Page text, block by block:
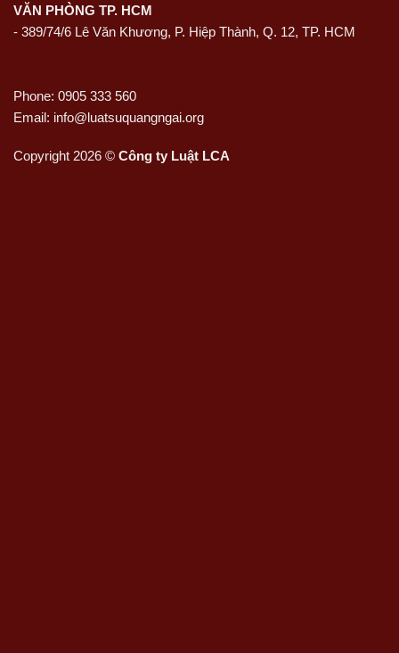
VĂN PHÒNG TP. HCM
- 389/74/6 Lê Văn Khương, P. Hiệp Thành, Q. 12, TP. HCM
Phone: 0905 333 560
Email: info@luatsuquangngai.org
Copyright 2026 © Công ty Luật LCA